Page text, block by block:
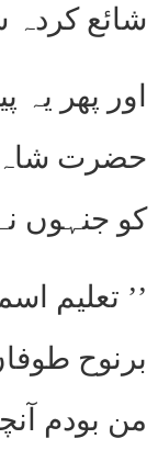
شائع کردہ
اور پھر یہ
حضرت شاہ
کو جنہوں
’’ تعلیم
برنوح
من بودم